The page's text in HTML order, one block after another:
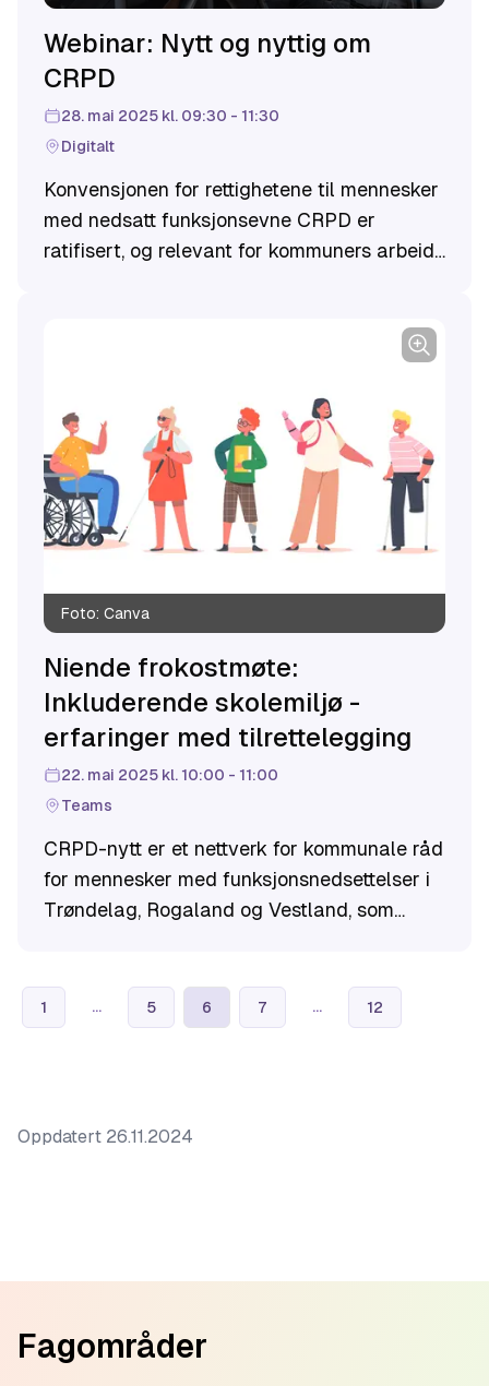
Webinar: Nytt og nyttig om
CRPD
28. mai 2025 kl. 09:30 - 11:30
Digitalt
Konvensjonen for rettighetene til mennesker
med nedsatt funksjonsevne CRPD er
ratifisert, og relevant for kommuners arbeid
til webinar om CRPD i kommunene, hvor vi
konvensjonen kan realiseres i praksis.
Foto: Canva
Niende frokostmøte:
Inkluderende skolemiljø -
erfaringer med tilrettelegging
22. mai 2025 kl. 10:00 - 11:00
Teams
CRPD-nytt er et nettverk for kommunale råd
for mennesker med funksjonsnedsettelser i
Trøndelag, Rogaland og Vestland, som
1 ... 5 6 7 ... 12
Oppdatert 26.11.2024
Fagområder